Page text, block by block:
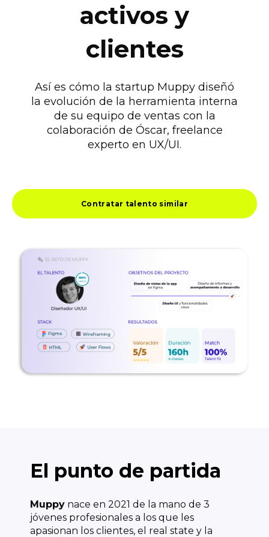
activos y
clientes
Así es cómo la startup Muppy diseñó
la evolución de la herramienta interna
de su equipo de ventas con la
colaboración de Óscar, freelance
experto en UX/UI.
Contratar talento similar
El punto de partida
Muppy nace en 2021 de la mano de 3
jóvenes profesionales a los que les
apasionan los clientes, el real state y la